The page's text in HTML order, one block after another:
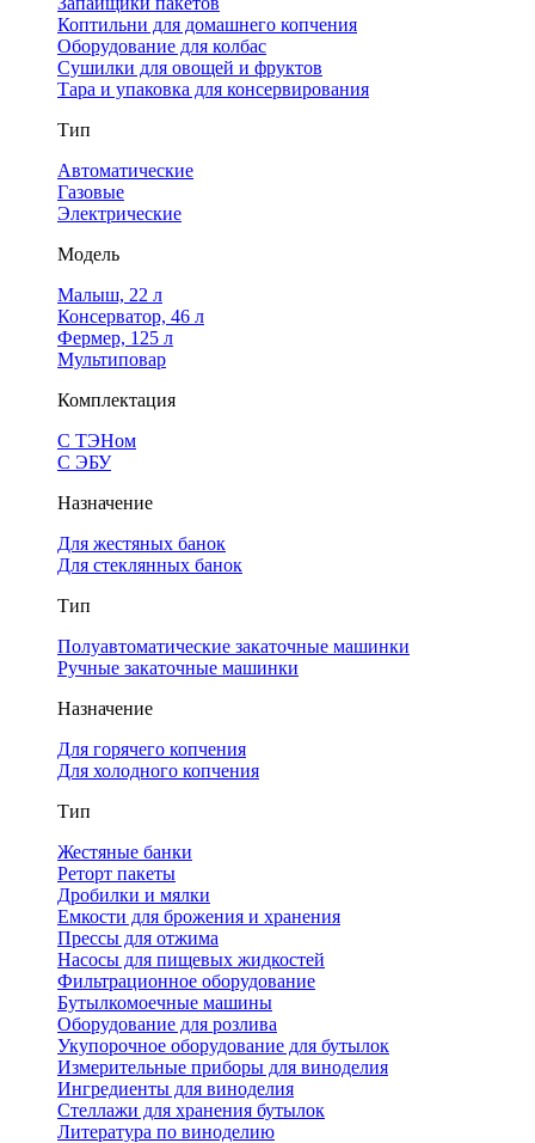
Коптильни для домашнего копчения
Оборудование для колбас
Сушилки для овощей и фруктов
Тара и упаковка для консервирования
Тип
Автоматические
Газовые
Электрические
Модель
Малыш, 22 л
Консерватор, 46 л
Фермер, 125 л
Мультиповар
Комплектация
С ТЭНом
С ЭБУ
Назначение
Для жестяных банок
Для стеклянных банок
Тип
Полуавтоматические закаточные машинки
Ручные закаточные машинки
Назначение
Для горячего копчения
Для холодного копчения
Тип
Жестяные банки
Реторт пакеты
Дробилки и мялки
Емкости для брожения и хранения
Прессы для отжима
Насосы для пищевых жидкостей
Фильтрационное оборудование
Бутылкомоечные машины
Оборудование для розлива
Укупорочное оборудование для бутылок
Измерительные приборы для виноделия
Ингредиенты для виноделия
Стеллажи для хранения бутылок
Литература по виноделию